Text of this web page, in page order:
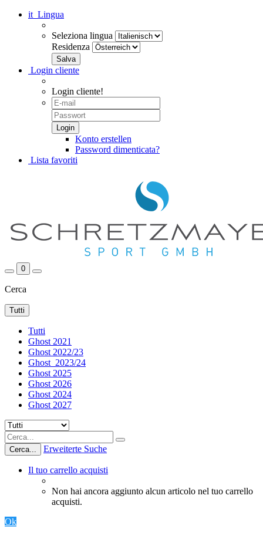
it Lingua
Seleziona lingua
Residenza
Login cliente
Login cliente!
Konto erstellen
Password dimenticata?
Lista favoriti
0
Cerca
Tutti
Tutti
Ghost 2021
Ghost 2022/23
Ghost_2023/24
Ghost 2025
Ghost 2026
Ghost 2024
Ghost 2027
Cerca... Erweiterte Suche
Il tuo carrello acquisti
Non hai ancora aggiunto alcun articolo nel tuo carrello
acquisti.
Ok